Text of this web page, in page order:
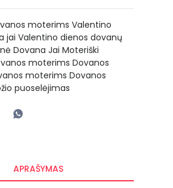
moterims Valentino
jai Valentino dienos dovanų
Dovana Jai Moteriški
moterims Dovanos
moterims Dovanos
puoselėjimas
APRAŠYMAS